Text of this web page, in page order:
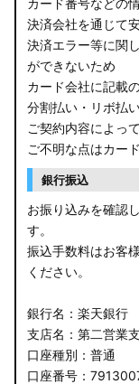
カード番号などの
決済会社を通じて
決済エラー等に関
ができないため
カード会社に記載
分割払い・リボ払
ご契約内容によっ
ご不明な点はカー
銀行振込
お振り込みを確認
す。
振込手数料はお客
ください。
銀行名：楽天銀行
支店名：第二営業
口座種別：普通
口座番号：